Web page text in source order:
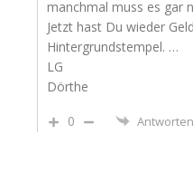
manchmal muss es gar
Jetzt hast Du wieder
Hintergrundstempel. …
LG
Dörthe
0
Antworten